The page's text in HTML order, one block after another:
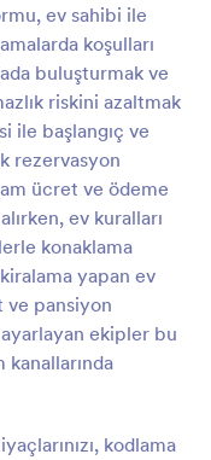
ev sahibi ile
koşulları
buluşturmak ve
riskini azaltmak
ile başlangıç ve
rezervasyon
ücret ve ödeme
ev kuralları
konaklama
yapan ev
ve pansiyon
ekipler bu
kodlama